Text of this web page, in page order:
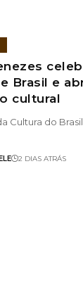
Brasil e
cultural
Cultura do
2 DIAS ATRÁS